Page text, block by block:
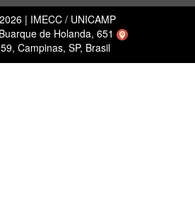
| IMECC / UNICAMP
de Holanda, 651
Campinas, SP, Brasil